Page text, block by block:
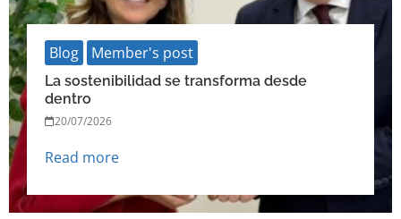
Blog Member's post
La sostenibilidad se transforma desde
dentro
20/07/2026
Read more